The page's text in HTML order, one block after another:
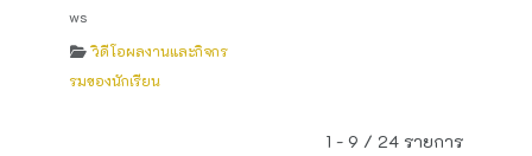
ws
วิดีโอผลงานและกิจกร
รมของนักเรียน
1 - 9 / 24 รายการ